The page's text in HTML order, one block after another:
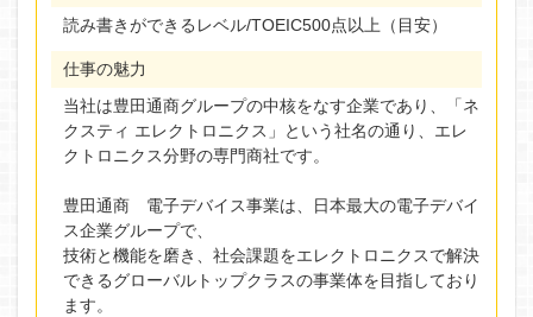
読み書きができるレベル/TOEIC500点以上（目安）
仕事の魅力
当社は豊田通商グループの中核をなす企業であり、「ネ
クスティ エレクトロニクス」という社名の通り、エレ
クトロニクス分野の専門商社です。
豊田通商 電子デバイス事業は、日本最大の電子デバイ
ス企業グループで、
技術と機能を磨き、社会課題をエレクトロニクスで解決
できるグローバルトップクラスの事業体を目指しており
ます。